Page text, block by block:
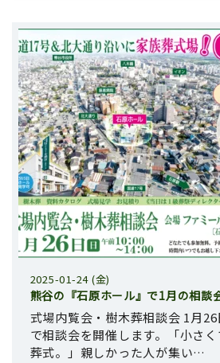
2025-01-24 (金)
熊谷の『石原ホール』で1月の相談
式場内覧会・樹木葬相談会 1月
で相談会を開催します。「小さ
葬式。」親しかった人が集い…